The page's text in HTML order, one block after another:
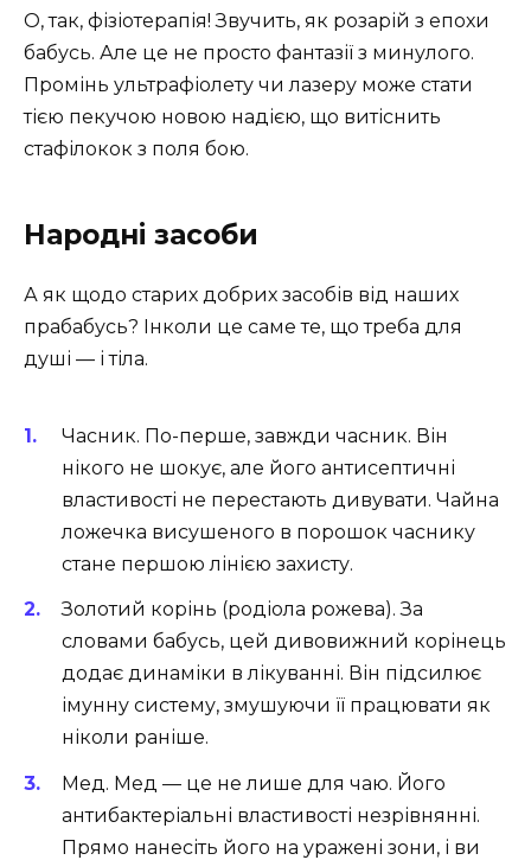
О, так, фізіотерапія! Звучить, як розарій з епохи
бабусь. Але це не просто фантазії з минулого.
Промінь ультрафіолету чи лазеру може стати
тією пекучою новою надією, що витіснить
стафілокок з поля бою.
Народні засоби
А як щодо старих добрих засобів від наших
прабабусь? Інколи це саме те, що треба для
душі — і тіла.
Часник. По-перше, завжди часник. Він
нікого не шокує, але його антисептичні
властивості не перестають дивувати. Чайна
ложечка висушеного в порошок часнику
стане першою лінією захисту.
Золотий корінь (родіола рожева). За
словами бабусь, цей дивовижний корінець
додає динаміки в лікуванні. Він підсилює
імунну систему, змушуючи її працювати як
ніколи раніше.
Мед. Мед — це не лише для чаю. Його
антибактеріальні властивості незрівнянні.
Прямо нанесіть його на уражені зони, і ви